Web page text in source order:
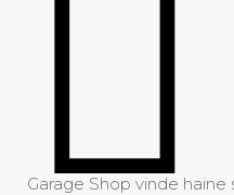
Garage Shop vinde